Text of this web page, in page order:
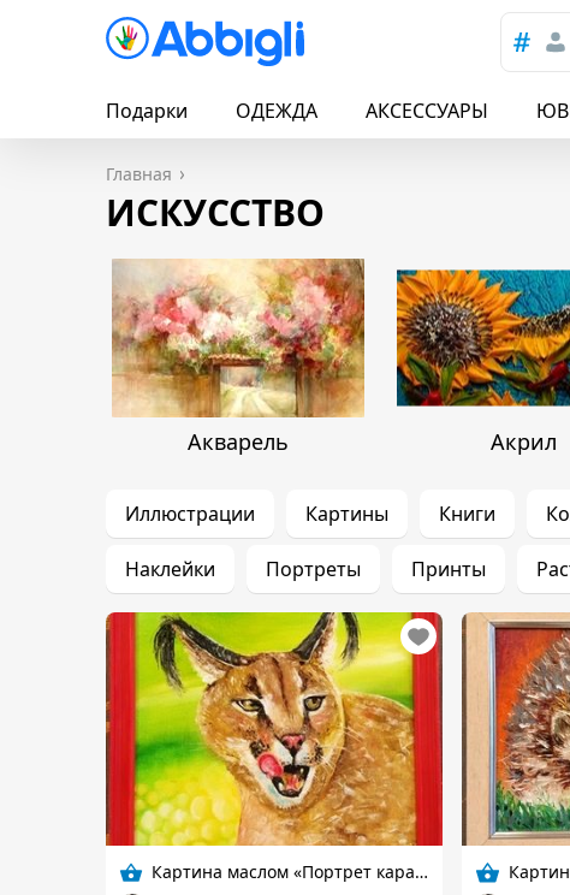
Подарки ОДЕЖДА АКСЕССУАРЫ
Главная
ИСКУССТВО
Акварель Акрил
Иллюстрации Картины Книги
Наклейки Портреты Принты
Картина маслом «Портрет каракала»